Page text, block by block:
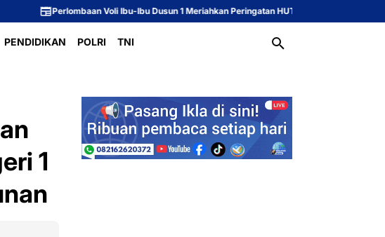
Voli Ibu-Ibu Dusun 1 Meriahkan Peringatan HUT ke-81 Republik Indonesia
PENDIDIKAN POLRI TNI
1